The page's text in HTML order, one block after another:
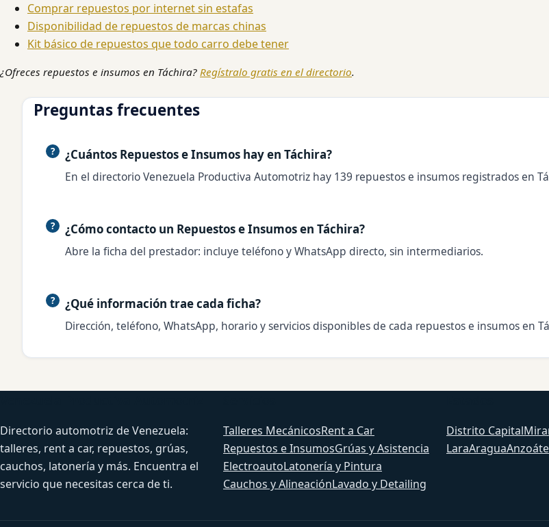
Comprar repuestos por internet sin estafas
Disponibilidad de repuestos de marcas chinas
Kit básico de repuestos que todo carro debe tener
¿Ofreces repuestos e insumos en Táchira? Regístralo gratis en el directorio.
Preguntas frecuentes
¿Cuántos Repuestos e Insumos hay en Táchira?
En el directorio Venezuela Productiva Automotriz hay 139 repuestos e insumos registrados en
¿Cómo contacto un Repuestos e Insumos en Táchira?
Abre la ficha del prestador: incluye teléfono y WhatsApp directo, sin intermediarios.
¿Qué información trae cada ficha?
Dirección, teléfono, WhatsApp, horario y servicios disponibles de cada repuestos e insumos en
Directorio automotriz de Venezuela:
talleres, rent a car, repuestos, grúas,
cauchos, latonería y más. Encuentra el
servicio que necesitas cerca de ti.
Talleres MecánicosRent a Car
Repuestos e InsumosGrúas y Asistencia
ElectroautoLatonería y Pintura
Cauchos y AlineaciónLavado y Detailing
Distrito Capital
LaraAragua